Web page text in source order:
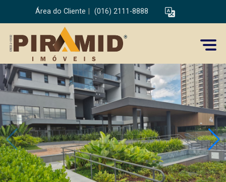
Área do Cliente (016) 2111-8888